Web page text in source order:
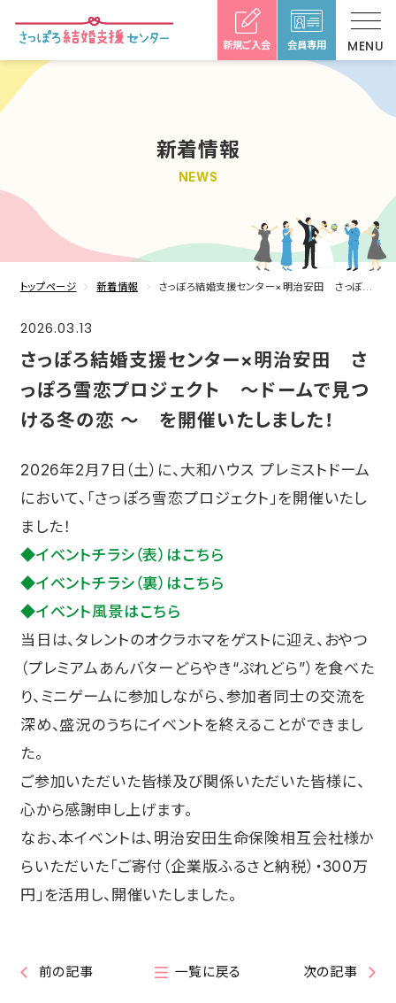
新規ご入会 会員専用
新着情報
NEWS
トップページ 新着情報 さっぽろ結婚支援センター×明治安田 さっぽろ雪恋プロジェクト ～ドームで見つける冬の恋 ～ を開催いたしました！
2026.03.13
さっぽろ結婚支援センター×明治安田 さ
っぽろ雪恋プロジェクト ～ドームで見つ
ける冬の恋 ～ を開催いたしました！
2026年2月7日（土）に、大和ハウス プレミストドーム
において、「さっぽろ雪恋プロジェクト」を開催いたし
ました！
◆イベントチラシ（表）はこちら
◆イベントチラシ（裏）はこちら
◆イベント風景はこちら
当日は、タレントのオクラホマをゲストに迎え、おやつ
（プレミアムあんバターどらやき“ぷれどら”）を食べた
り、ミニゲームに参加しながら、参加者同士の交流を
深め、盛況のうちにイベントを終えることができまし
た。
ご参加いただいた皆様及び関係いただいた皆様に、
心から感謝申し上げます。
なお、本イベントは、明治安田生命保険相互会社様か
らいただいた「ご寄付（企業版ふるさと納税）・300万
円」を活用し、開催いたしました。
前の記事 一覧に戻る 次の記事